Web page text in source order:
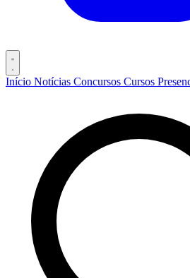
Início Notícias Concursos Cursos